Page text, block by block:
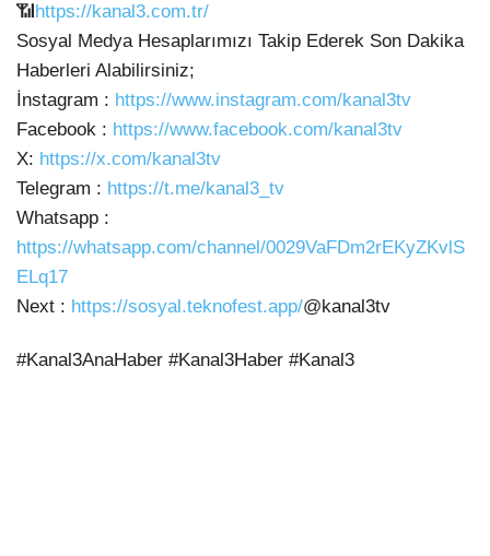
📶 https://kanal3.com.tr/
Sosyal Medya Hesaplarımızı Takip Ederek Son Dakika
Haberleri Alabilirsiniz;
İnstagram : https://www.instagram.com/kanal3tv
Facebook : https://www.facebook.com/kanal3tv
X: https://x.com/kanal3tv
Telegram : https://t.me/kanal3_tv
Whatsapp :
https://whatsapp.com/channel/0029VaFDm2rEKyZKvlS
ELq17
Next : https://sosyal.teknofest.app/@kanal3tv
#Kanal3AnaHaber #Kanal3Haber #Kanal3